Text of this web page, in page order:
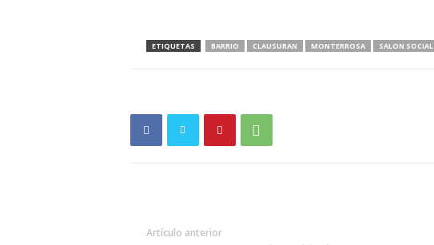
ETIQUETAS BARRIO CLAUSURAN MONTERROSA SALON SOCIAL
Artículo anterior